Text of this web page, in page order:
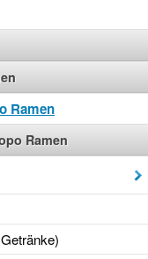
Ramen
Ramen